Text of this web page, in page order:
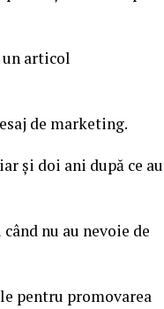
un articol
de marketing.
și doi ani după ce au
nu au nevoie de
pentru promovarea